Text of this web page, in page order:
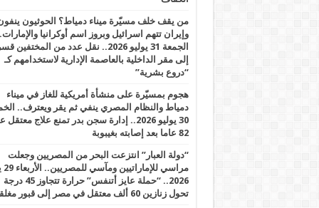
من يقف خلف مسيّرة ميناء دمياط؟ الحوثيون
وإيران تتهم اسرائيل وبروز اسم أوكرانيا
الجمعة 31 يوليو 2026.. نقل عدد من المختفين
إلى مقر الداخلية بالعاصمة الإدارية لاستخدامهم كـ
“دروع بشرية”
هجوم بمسيّرة على منشأة أمريكية للغاز في ميناء
دمياط والنظام المصري ينفي ثم يقر ويعترف..
30 يوليو 2026.. إدارة سجن بدر تمنع علاج
82 عاما بعد إصابته بغيبوبة
“دولة العبار” انتزعت البحر من المصريين وجعلت
2026.. “حملة عايز أتنفس” حرارة تتجاوز 45 درجة
تحول زنازين 60 ألف معتقل في مصر إلى قبور مغلقة